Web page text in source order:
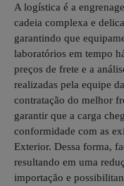
A logística é a
cadeia complexa e
garantindo que
laboratórios em tempo
preços de frete e a
realizadas pela equipe
contratação do melhor
garantir que a carga
conformidade com as
Exterior. Dessa forma,
resultando em uma
importação e